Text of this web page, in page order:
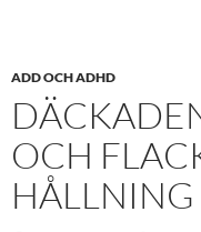
ADD OCH ADHD
OCH
HÅLLNING